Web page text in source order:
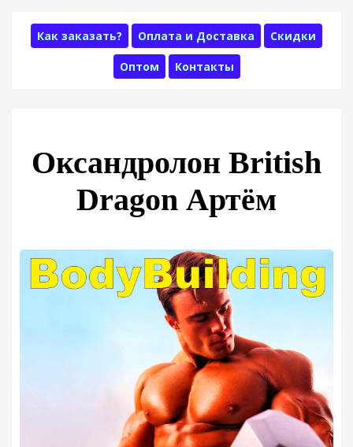
Как заказать? Оплата и Доставка Скидки
Оптом Контакты
Оксандролон British
Dragon Артём